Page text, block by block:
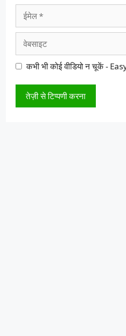
ईमेल
वेबसाइट
कभी भी कोई वीडियो न चूकें -